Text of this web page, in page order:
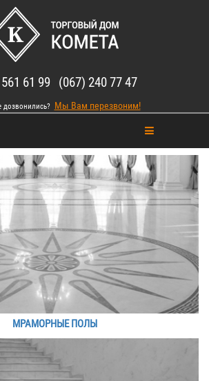
61 99 (067) 240 77 47
дозвонились? Мы Вам перезвоним!
МРАМОРНЫЕ ПОЛЫ